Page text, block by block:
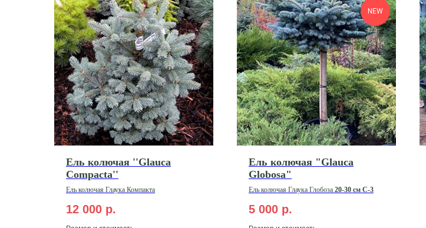
Ель колючая ''Glauca
Compacta''
Ель колючая Глаука Компакта
12 000 р.
NEW
Ель колючая "Glauca
Globosa"
Ель колючая Глаука Глобоза 20-30 см С-3
5 000 р.